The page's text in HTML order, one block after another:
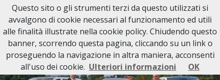
Questo sito o gli strumenti terzi da questo utilizzati si
avvalgono di cookie necessari al funzionamento ed utili
alle finalità illustrate nella cookie policy. Chiudendo questo
banner, scorrendo questa pagina, cliccando su un link o
proseguendo la navigazione in altra maniera, acconsenti
all'uso dei cookie. Ulteriori informazioni OK